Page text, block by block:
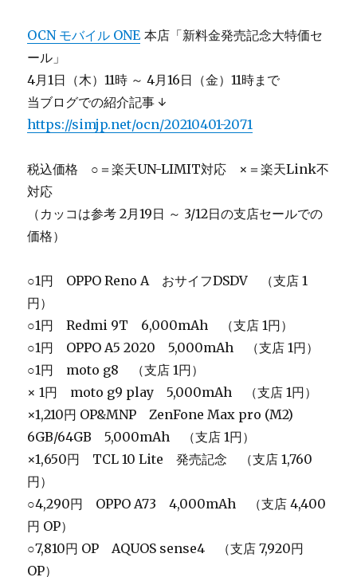
OCN モバイル ONE 本店「新料金発売記念大特価セ
ール」
4月1日（木）11時 ～ 4月16日（金）11時まで
当ブログでの紹介記事 ↓
https://simjp.net/ocn/20210401-2071
税込価格 ○＝楽天UN-LIMIT対応 ×＝楽天Link不
対応
（カッコは参考 2月19日 ～ 3/12日の支店セールでの
価格）
○1円 OPPO Reno A おサイフDSDV （支店 1
円）
○1円 Redmi 9T 6,000mAh （支店 1円）
○1円 OPPO A5 2020 5,000mAh （支店 1円）
○1円 moto g8 （支店 1円）
× 1円 moto g9 play 5,000mAh （支店 1円）
×1,210円 OP&MNP ZenFone Max pro (M2)
6GB/64GB 5,000mAh （支店 1円）
×1,650円 TCL 10 Lite 発売記念 （支店 1,760
円）
○4,290円 OPPO A73 4,000mAh （支店 4,400
円 OP）
○7,810円 OP AQUOS sense4 （支店 7,920円
OP）